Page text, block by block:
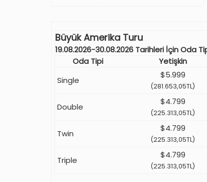
Büyük Amerika Turu
19.08.2026-30.08.2026 Tarihleri İçin Oda
Oda Tipi
Yetişkin
Single
$5.999
(281.653,05TL)
Double
$4.799
(225.313,05TL)
Twin
$4.799
(225.313,05TL)
Triple
$4.799
(225.313,05TL)